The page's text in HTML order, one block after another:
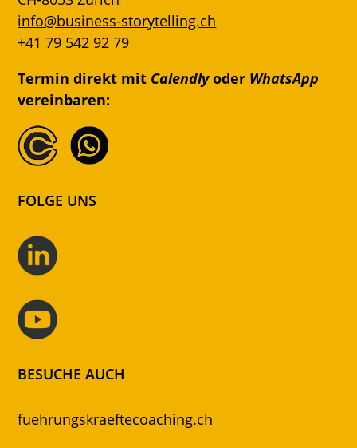
info@business-storytelling.ch
+41 79 542 92 79
Termin direkt mit Calendlyoder WhatsApp
vereinbaren:
FOLGE UNS
BESUCHE AUCH
fuehrungskraeftecoaching.ch